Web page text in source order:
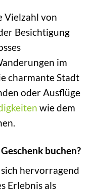
Vielzahl von
Besichtigung
im
charmante Stadt
oder Ausflüge
wie dem
buchen?
hervorragend
Erlebnis als